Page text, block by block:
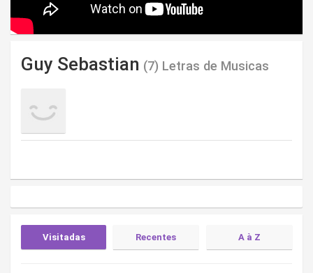
Guy Sebastian (7) Letras de Musicas
Visitadas Recentes A à Z